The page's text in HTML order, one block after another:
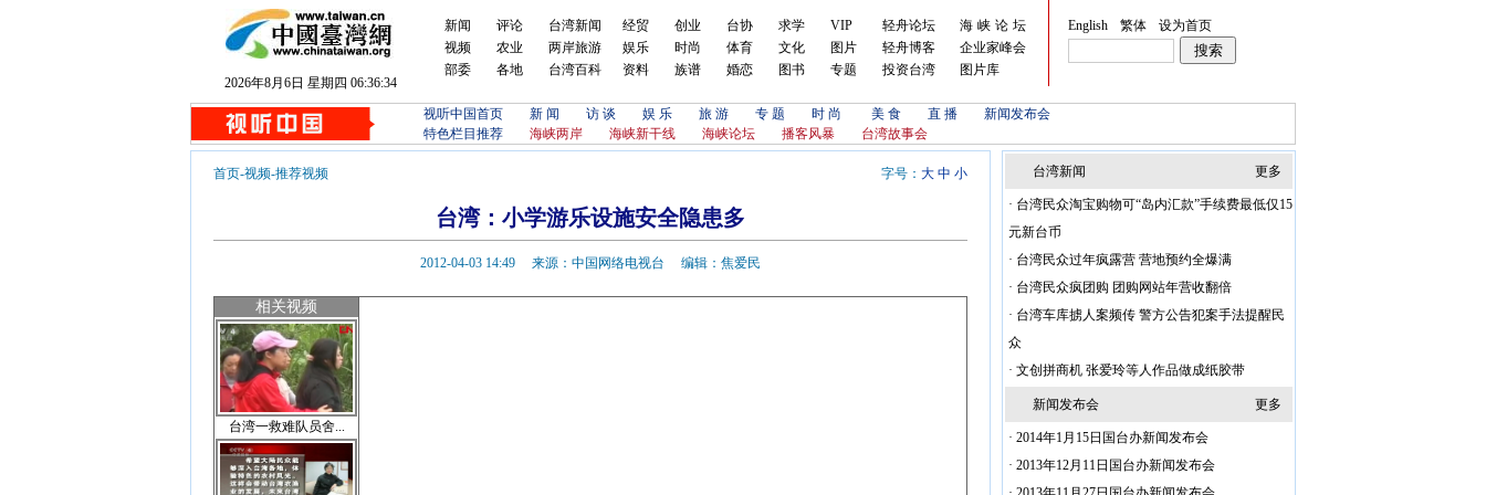
2026年8月6日 星期四 06:36:35
新闻
视频
部委
评论
农业
各地
台湾新闻
两岸旅游
台湾百科
经贸
娱乐
资料
创业
时尚
族谱
台协
体育
婚恋
求学
文化
图书
VIP
图片
专题
轻舟论坛
轻舟博客
投资台湾
海峡论坛
企业家峰会
图片库
English 繁体 设为首页
视听中国首页 新 闻 访 谈 娱 乐 旅 游 专 题 时 尚 美 食 直 播
新闻发布会
特色栏目推荐
海峡两岸 海峡新干线 海峡论坛 播客风暴 台湾故事会
字号： 大 中 小
首页-视频-推荐视频
台湾：小学游乐设施安全隐患多
2012-04-03 14:49 来源：中国网络电视台 编辑：焦爱民
相关视频
台湾一救难队员舍...
更多
台湾新闻
· 台湾民众淘宝购物可“岛内汇款”手续费最低仅15
元新台币
· 台湾民众过年疯露营 营地预约全爆满
· 台湾民众疯团购 团购网站年营收翻倍
· 台湾车库掳人案频传 警方公告犯案手法提醒民
众
· 文创拼商机 张爱玲等人作品做成纸胶带
更多
新闻发布会
· 2014年1月15日国台办新闻发布会
· 2013年12月11日国台办新闻发布会